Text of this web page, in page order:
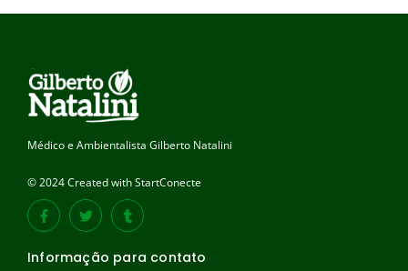
Médico e Ambientalista Gilberto Natalini
© 2024 Created with StartConecte
Informação para contato